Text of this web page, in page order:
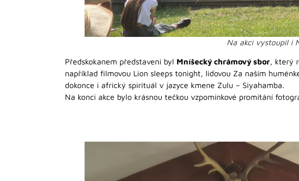
Na akci vystoupil i
Předskokanem představení byl Mníšecký chrámový sbor, který
například filmovou Lion sleeps tonight, lidovou Za naším
dokonce i africký spirituál v jazyce kmene Zulu – Siyahamba.
Na konci akce bylo krásnou tečkou vzpomínkové promítání